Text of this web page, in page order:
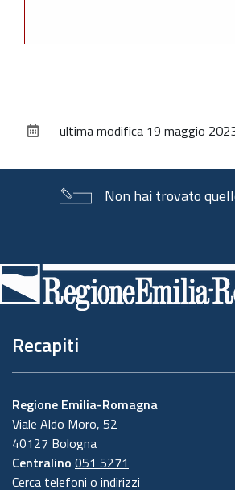
documentoultima modifica 19 maggio
Non hai trovato
di
pagina
Recapiti
Regione Emilia-Romagna
Viale Aldo Moro, 52
40127 Bologna
Centralino 051 5271
Cerca telefoni o indirizzi